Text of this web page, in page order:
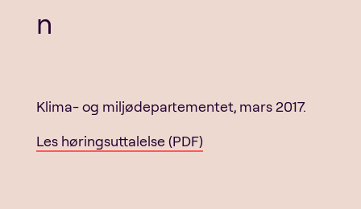
n
Klima- og miljødepartementet, mars 2017.
Les høringsuttalelse (PDF)